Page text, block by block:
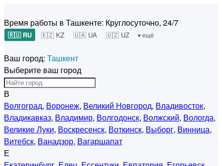
Время работы в Ташкенте: Круглосуточно, 24/7
🇷🇺 RU 🇰🇿 KZ 🇺🇦 UA 🇺🇿 UZ ▾ ещё
Ваш город: Ташкент
Выберите ваш город
В
Волгоград, Воронеж, Великий Новгород, Владивосток,
Владикавказ, Владимир, Волгодонск, Волжский, Вологда,
Великие Луки, Воскресенск, Воткинск, Выборг, Винница,
Витебск, Ванадзор, Вагаршапат
Е